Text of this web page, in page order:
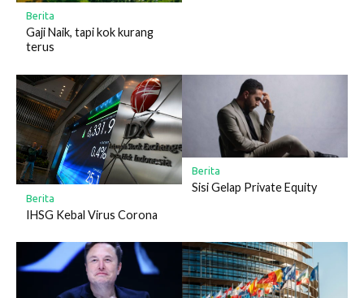
Berita
Gaji Naik, tapi kok kurang
terus
Berita
IHSG Kebal Virus Corona
Berita
Sisi Gelap Private Equity